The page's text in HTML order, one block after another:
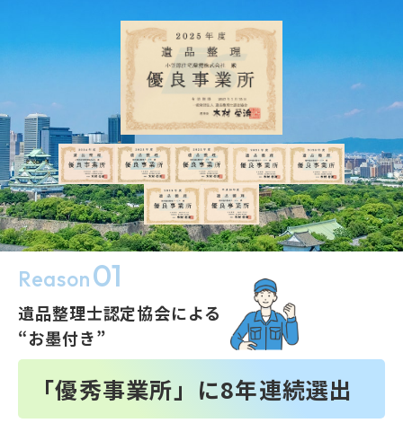
Reason01
遺品整理士認定協会による
“お墨付き”
「優秀事業所」に8年連続選出